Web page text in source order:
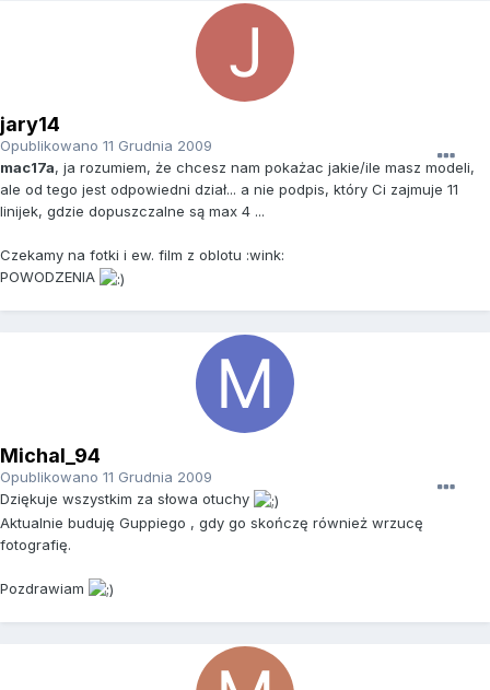
jary14
Opublikowano 11 Grudnia 2009
mac17a, ja rozumiem, że chcesz nam pokażac jakie/ile masz modeli,
ale od tego jest odpowiedni dział... a nie podpis, który Ci zajmuje 11
linijek, gdzie dopuszczalne są max 4 ...
Czekamy na fotki i ew. film z oblotu :wink:
POWODZENIA
Michal_94
Opublikowano 11 Grudnia 2009
Dziękuje wszystkim za słowa otuchy
Aktualnie buduję Guppiego , gdy go skończę również wrzucę
fotografię.
Pozdrawiam